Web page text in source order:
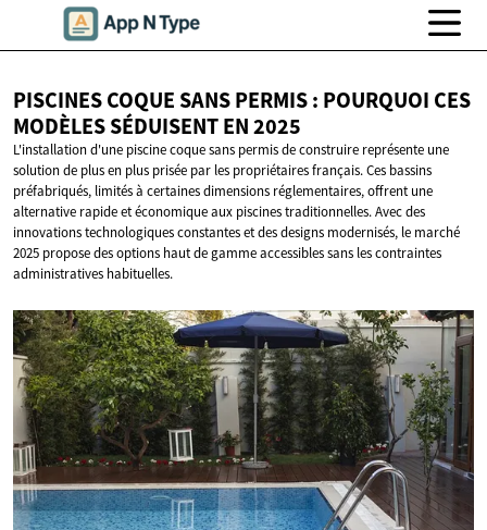
PISCINES COQUE SANS PERMIS : POURQUOI CES
MODÈLES SÉDUISENTEN 2025
L'installation d'une piscine coque sans permis de construire représente une
solution de plus en plus prisée par les propriétaires français. Ces bassins
préfabriqués, limités à certaines dimensions réglementaires, offrent une
alternative rapide et économique aux piscines traditionnelles. Avec des
innovations technologiques constantes et des designs modernisés, le marché
2025 propose des options haut de gamme accessibles sans les contraintes
administratives habituelles.